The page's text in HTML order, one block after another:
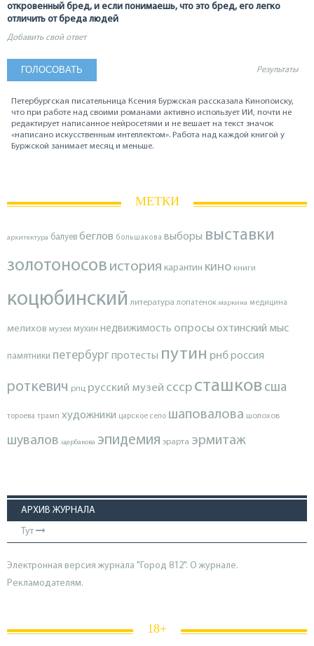
откровенный бред, и если понимаешь, что это бред, его легко
отличить от бреда людей
Добавить свой ответ
Результаты
Петербургская писательница Ксения Буржская рассказала Кинопоиску,
что при работе над своими романами активно использует ИИ, почти не
редактирует написанное нейросетями и не вешает на текст значок
«написано искусственным интеллектом». Работа над каждой книгой у
Буржской занимает месяц и меньше.
МЕТКИ
архитектура балуев беглов большакова выборы выставки
золотоносов история карантин кино книги
коцюбинский литература лопатенок маркина медицина
мелихов музеи мухин недвижимость опросы охтинский мыс
памятники петербургпротесты путин рнброссия
роткевич рпц русский музей ссср сташков сша
тороева трамп художники царское село шаповалова шолохов
шувалов щербакова эпидемия эрарта эрмитаж
АРХИВ ЖУРНАЛА
Тут
Электронная версия журнала "Город 812". О журнале.
Рекламодателям.
18+